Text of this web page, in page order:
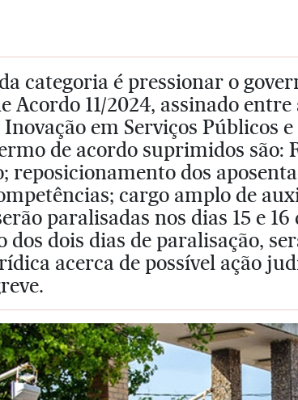
categoria é pressionar o
Acordo 11/2024, assinado
Inovação em Serviços Públicos
de acordo suprimidos são:
reposicionamento dos
cargo amplo de
paralisadas nos dias 15 e
dos dois dias de paralisação,
acerca de possível ação